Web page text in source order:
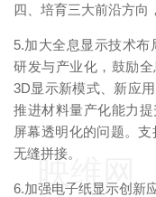
四、培育三大前沿方向
5.加大全息显示技术
研发与产业化，鼓励
3D显示新模式、新应
推进材料量产化能力
屏幕透明化的问题。
无缝拼接。
6.加强电子纸显示创新
映维网